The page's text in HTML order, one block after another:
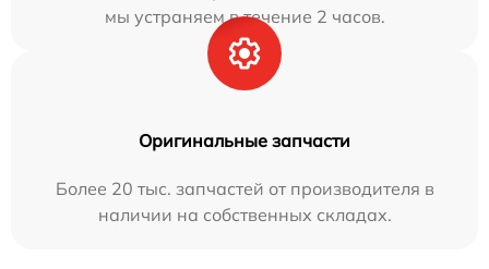
мы устраняем в течение 2 часов.
Оригинальные запчасти
Более 20 тыс. запчастей от производителя в
наличии на собственных складах.